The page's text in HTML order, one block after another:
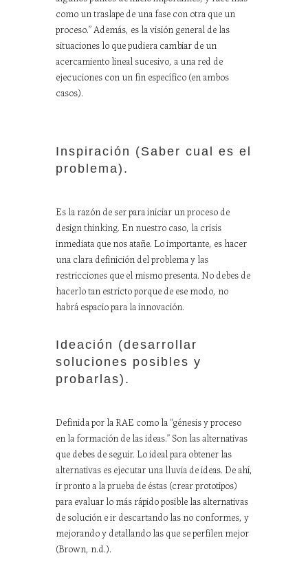
como un traslape de una fase con otra que un
proceso.” Además, es la visión general de las
situaciones lo que pudiera cambiar de un
acercamiento lineal sucesivo, a una red de
ejecuciones con un fin específico (en ambos
casos).
Inspiración (Saber cual es el
problema).
Es la razón de ser para iniciar un proceso de
design thinking. En nuestro caso, la crisis
inmediata que nos atañe. Lo importante, es hacer
una clara definición del problema y las
restricciones que el mismo presenta. No debes de
hacerlo tan estricto porque de ese modo, no
habrá espacio para la innovación.
Ideación (desarrollar
soluciones posibles y
probarlas).
Definida por la RAE como la “génesis y proceso
en la formación de las ideas.” Son las alternativas
que debes de seguir. Lo ideal para obtener las
alternativas es ejecutar una lluvia de ideas. De ahí,
ir pronto a la prueba de éstas (crear prototipos)
para evaluar lo más rápido posible las alternativas
de solución e ir descartando las no conformes, y
mejorando y detallando las que se perfilen mejor
(Brown, n.d.).